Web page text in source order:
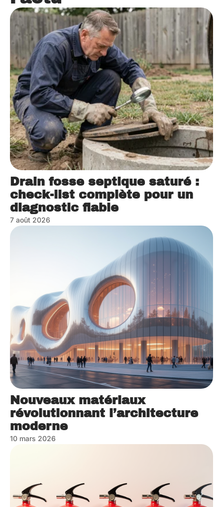
Drain fosse septique saturé :
check-list complète pour un
diagnostic fiable
7 août 2026
Nouveaux matériaux
révolutionnant l’architecture
moderne
10 mars 2026